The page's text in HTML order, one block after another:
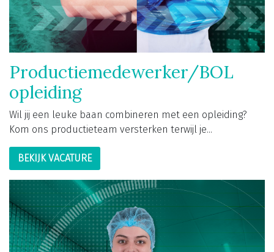
Productiemedewerker/BOL
opleiding
Wil jij een leuke baan combineren met een opleiding?
Kom ons productieteam versterken terwijl je...
BEKIJK VACATURE